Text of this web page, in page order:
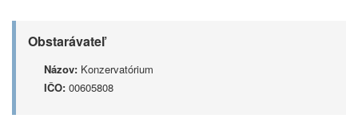
Obstarávateľ
Názov: Konzervatórium
IČO: 00605808